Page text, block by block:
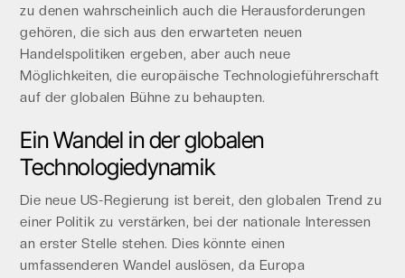
zu denen wahrscheinlich auch die Herausforderungen
gehören, die sich aus den erwarteten neuen
Handelspolitiken ergeben, aber auch neue
Möglichkeiten, die europäische Technologieführerschaft
auf der globalen Bühne zu behaupten.
Ein Wandel in der globalen
Technologiedynamik
Die neue US-Regierung ist bereit, den globalen Trend zu
einer Politik zu verstärken, bei der nationale Interessen
an erster Stelle stehen. Dies könnte einen
umfassenderen Wandel auslösen, da Europa